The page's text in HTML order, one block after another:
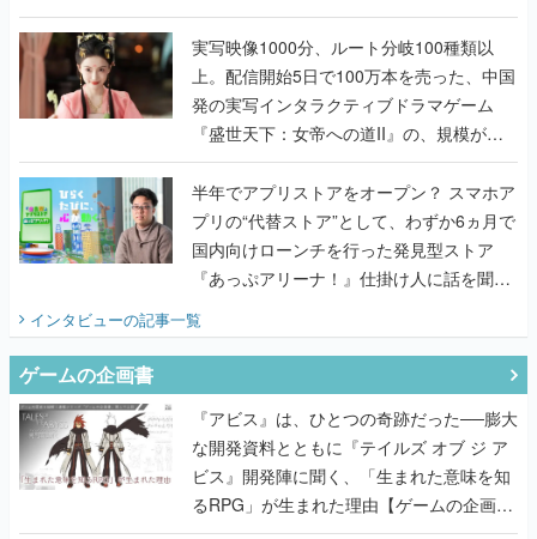
『TATSUJIN EXTREME』で初タッグを組
んだレジェンド2人に訊く開発秘話
実写映像1000分、ルート分岐100種類以
上。配信開始5日で100万本を売った、中国
発の実写インタラクティブドラマゲーム
『盛世天下：女帝への道II』の、規模が違
うこだわりをプロデューサーに聞いた
半年でアプリストアをオープン？ スマホア
プリの“代替ストア”として、わずか6ヵ月で
国内向けローンチを行った発見型ストア
『あっぷアリーナ！』仕掛け人に話を聞い
インタビューの記事一覧
ゲームの企画書
『アビス』は、ひとつの奇跡だった──膨大
な開発資料とともに『テイルズ オブ ジ ア
ビス』開発陣に聞く、「生まれた意味を知
るRPG」が生まれた理由【ゲームの企画
書】